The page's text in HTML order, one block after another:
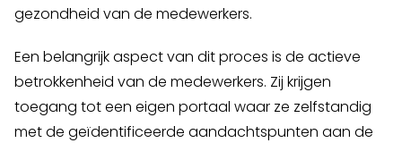
gezondheid van de medewerkers.
Een belangrijk aspect van dit proces is de actieve
betrokkenheid van de medewerkers. Zij krijgen
toegang tot een eigen portaal waar ze zelfstandig
met de geïdentificeerde aandachtspunten aan de